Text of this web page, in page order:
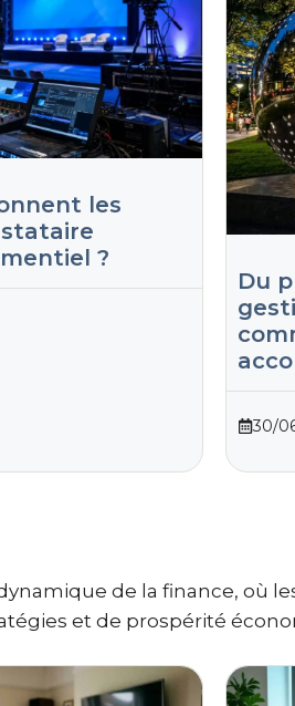
les
?
Du
30/
de la finance, où
et de prospérité